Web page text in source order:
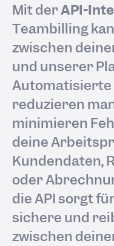
Mit derAPI-
Teambilling
zwischen
und unserer
reduzieren
minimieren
deine
Kundendaten,
oder
die API sorgt
sichere und
zwischen